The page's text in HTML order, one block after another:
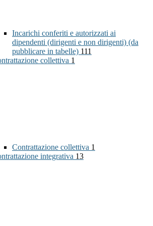
Incarichi conferiti e autorizzati ai
dipendenti (dirigenti e non dirigenti) (da
pubblicare in tabelle) 111
collettiva 1
Contrattazione collettiva 1
integrativa 13